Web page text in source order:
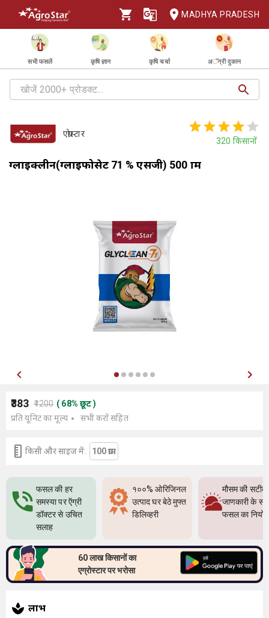
MADHYA PRADESH
सभी फसलें कृषि ज्ञान कृषि चर्चा अॅग्री दुकान
एग्रोस्टार
320 किसानों
ग्लाइक्लीन(ग्लाइफोसेट 71 % एसजी) 500 ग्राम
₹383 ₹1200 ( 68% छूट)
प्रति यूनिट का मूल्य
सभी करों सहित
किसी और साइज में: 100 ग्राम
फसल की हर
समस्या पर ऍग्री
डॉक्टर से उचित
सलाह
१००% ओरिजिनल
उत्पाद घर बेठे मुफ्त
डिलिव्हरी
मौसम की सटीक
जाणकारी के
फसल का
60 लाख किसानों का
एग्रोस्टार पर भरोसा
लाभ